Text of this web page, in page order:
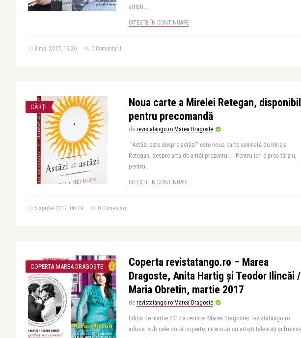
artiști ..
CITEȘTE ÎN CONTINUARE
3 mai 2017, 15:26 0 Comentarii
CĂRȚI
Noua carte a Mirelei Retegan,
pentru precomandă
de revistatango.ro Marea Dragoste
“Astăzi este despre astăzi” este noua carte semnată de Mirela
Retegan, despre arta de a trăi prezentul. “Pentru ieri e prea târziu,
pentru ..
CITEȘTE ÎN CONTINUARE
5 aprilie 2017, 00:29 0 Comentarii
COPERTA MAREA DRAGOSTE
Coperta revistatango.ro – Marea
Dragoste, Anita Hartig și Teodor Ilincăi /
Maria Obretin, martie 2017
de revistatango.ro Marea Dragoste
Ediția de martie 2017 a revistei Marea Dragoste/ revistatango.ro
aduce, sub cele două coperte, interviuri cu artiști talentați și